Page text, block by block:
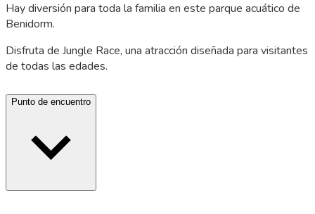
Hay diversión para toda la familia en este parque acuático de
Benidorm.
Disfruta de Jungle Race, una atracción diseñada para visitantes
de todas las edades.
Punto de encuentro